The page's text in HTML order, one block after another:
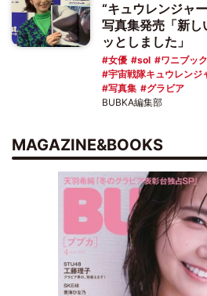
“キュウレンジャ
写真集発売「新
ッとしました」
女優 sol
ワニブッ
宇宙戦隊キュウレンジ
写真集
グラビア
BUBKA編集部
MAGAZINE&BOOKS